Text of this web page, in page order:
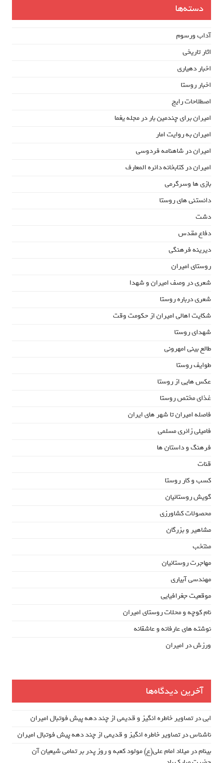
دسته‌ها
آداب ورسوم
اثار تاریخی
اخبار دهیاری
اخبار روستا
اصطلاحات رایج
امیران برای چندمین بار در مجله یغما
امیران به روایت امار
امیران در شاهنامه فردوسی
امیران در کتابخانه دائره المعارف
بازی ها وسرگرمی
دانستنی های روستا
دشت
دفاع مقدس
دیرینه فرهنگی
روستای امیران
شعری در وصف امیران و شهدا
شعری درباره روستا
شکایت اهالی امیران از حکومت وقت
شهدای روستا
طالع بینی امهرونی
طوایف روستا
عکس هایی از روستا
غذای مختص روستا
فاصله امیران تا شهر های ایران
فامیلی زائری مسلمی
فرهنگ و داستان ها
قنات
کسب و کار روستا
گویش روستائیان
محصولات کشاورزی
مشاهیر و بزرگان
منتخب
مهاجرت روستائیان
مهندسی آبیاری
موقعیت جغرافیایی
نام کوچه و محلات روستای امیران
نوشته های عارفانه و عاشقانه
ورزش در امیران
آخرین دیدگاه‌ها
ابیدرتصاویر خاطره انگیز و قدیمی از چند دهه پیش فوتبال امیران
ناشناسدرتصاویر خاطره انگیز و قدیمی از چند دهه پیش فوتبال امیران
بینامدرمیلاد امام علی(ع) مولود کعبه و روز پدر بر تمامی شیعیان آن